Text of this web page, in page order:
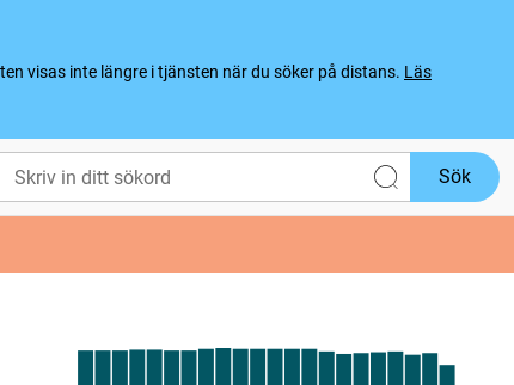
visas inte längre i tjänsten när du söker på distans. Läs
Sök